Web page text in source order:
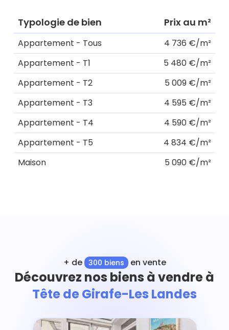
Typologie de bien Prix au m²
Appartement - Tous
4 736 €/m²
Appartement - T1
5 480 €/m²
Appartement - T2
5 009 €/m²
Appartement - T3
4 595 €/m²
Appartement - T4
4 590 €/m²
Appartement - T5
4 834 €/m²
Maison
5 090 €/m²
+ de 300 biens en vente
Découvrez nos biens à vendre à
Tête de Girafe-Les Landes